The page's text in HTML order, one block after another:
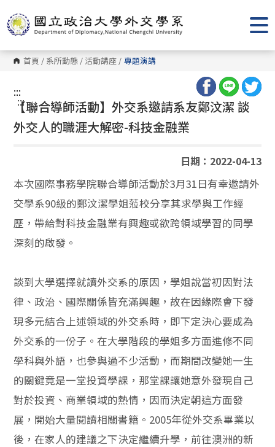
到
主
要
內
容
區 首頁 / 系所動態 / 活動講座 / 專題演講
:::
:::
【聯合導師活動】外交系邀請系友鄭汶潔 談
外交人的職涯大解密-科技金融業
日期：2022-04-13
本次國際事務學院聯合導師活動於3月31日有幸邀請外
交學系90級的鄭汶潔學姐蒞校分享其求學與工作經
歷，帶給對科技金融業有興趣或欲跨領域學習的同學
深刻的啟發。
談到大學選擇就讀外交系的原因，學姐說當初因對法
律、政治、國際關係皆充滿興趣，故在因緣際會下發
現多元結合上述領域的外交系時，即下定決心要成為
外交系的一份子。在大學階段的學姐多方面進修不同
學科與外語，也參與過不少活動，而期間改變她一生
的關鍵竟是一堂投資學課，那堂課讓她意外發現自己
對於投資、商業領域的熱情，因而決定朝這方面發
展，開始大量閱讀相關書籍。2005年從外交系畢業以
後，在家人的建議之下決定繼續升學，前往澳洲的新